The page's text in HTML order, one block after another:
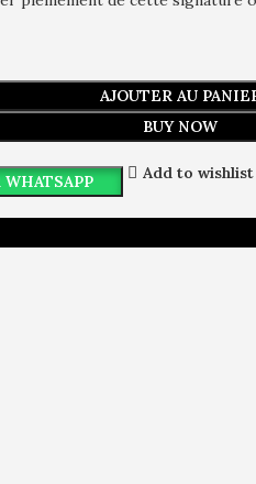
AJOUTER AU
BUY NOW
Add to wishlist